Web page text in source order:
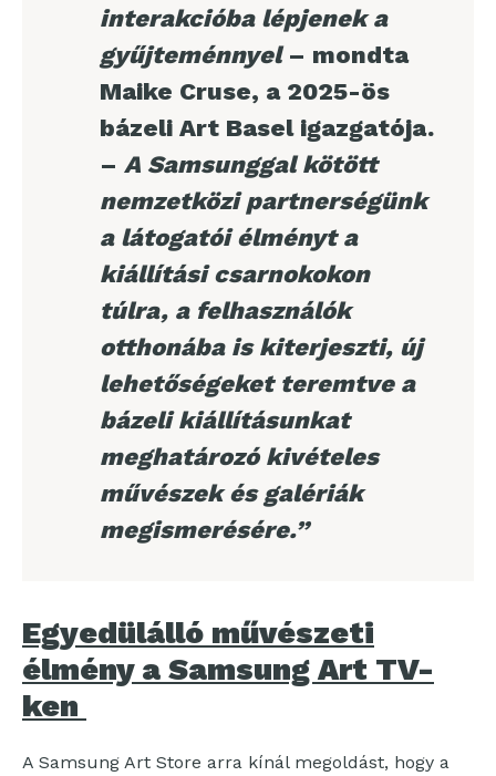
interakcióba lépjenek a
gyűjteménnyel– mondta
Maike Cruse, a 2025-ös
bázeli Art Basel igazgatója.
– A Samsunggal kötött
nemzetközi partnerségünk
a látogatói élményt a
kiállítási csarnokokon
túlra, a felhasználók
otthonába is kiterjeszti, új
lehetőségeket teremtve a
bázeli kiállításunkat
meghatározó kivételes
művészek és galériák
megismerésére.”
Egyedülálló művészeti
élmény a Samsung Art TV-
ken
A Samsung Art Store arra kínál megoldást, hogy a